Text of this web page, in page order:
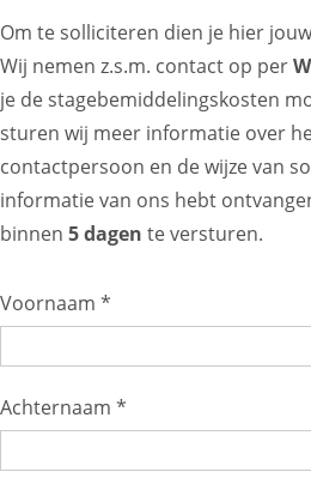
Om te solliciteren dien je hier
Wij nemen z.s.m. contact op per
je de stagebemiddelingskosten
sturen wij meer informatie over
contactpersoon en de wijze van
informatie van ons hebt
binnen 5 dagen te versturen.
Voornaam *
Achternaam *